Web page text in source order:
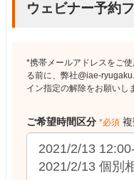
ウェビナー予約
*携帯メールアドレスをご
る前に、弊社@iae-
イン指定の解除をお願いし
ご希望時間区分 *必須